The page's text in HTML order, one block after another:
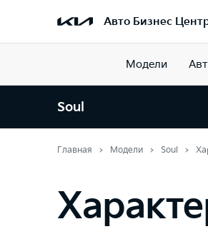
Авто Бизнес
Модели
Soul
Главная Модели Soul